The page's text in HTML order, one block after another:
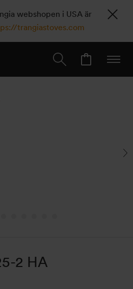
webshopen i USA är
trangiastoves.com
2 HA